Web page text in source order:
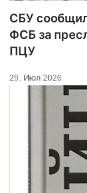
СБУ
ФСБ за
ПЦУ
29. Июл 2026